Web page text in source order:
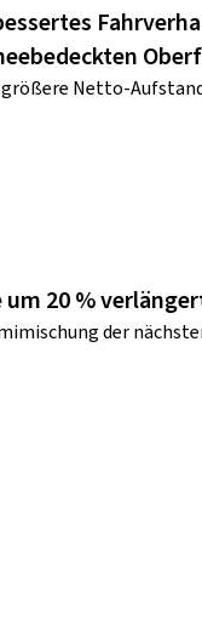
größere Netto-
um 20 %
der